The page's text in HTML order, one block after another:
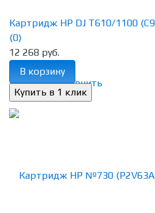
избранное сравнить
Картридж HP DJ T610/1100
(0)
12 268 руб.
В корзину